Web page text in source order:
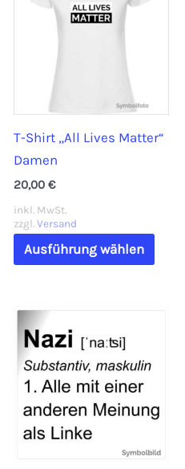
T-Shirt „All Lives Matter“
Damen
20,00 €
inkl. MwSt.
zzgl. Versand
Ausführung wählen